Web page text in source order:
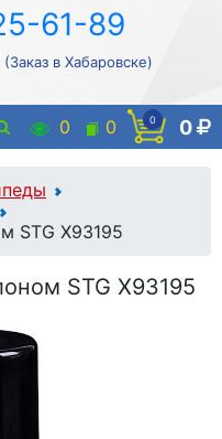
61-89
(Заказ в Хабаровске)
0 0 0 0
STG X93195
STG X93195